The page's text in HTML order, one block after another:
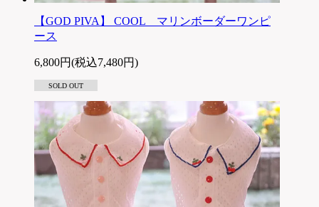
【GOD PIVA】 COOL マリンボーダーワンピ
ース
6,800円(税込7,480円)
SOLD OUT